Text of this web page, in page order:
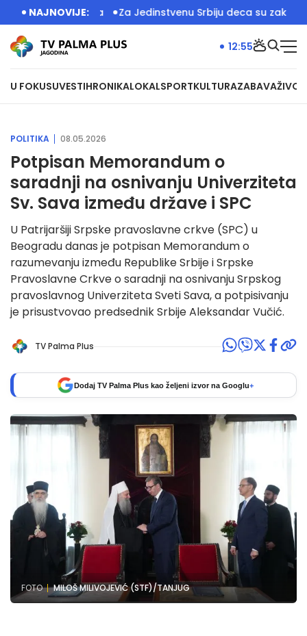
NAJNOVIJE:
Palate Srbija Za Jedinstvenu Srbiju deca su zakon: U
U FOKUSUVESTIHRONIKALOKALSPORTKULTURAZABAVAŽIVOT
12:55
POLITIKA 08.05.2026
Potpisan Memorandum o
saradnji na osnivanju Univerziteta
Sv. Sava između države i SPC
U Patrijaršiji Srpske pravoslavne crkve (SPC) u
Beogradu danas je potpisan Memorandum o
razumevanju između Republike Srbije i Srpske
Pravoslavne Crkve o saradnji na osnivanju Srpskog
pravoslavnog Univerziteta Sveti Sava, a potpisivanju
je prisustvovao predsednik Srbije Aleksandar Vučić.
TV Palma Plus
Dodaj TV Palma Plus kao željeni izvor na Googlu+
FOTO MILOŠ MILIVOJEVIĆ (STF)/TANJUG